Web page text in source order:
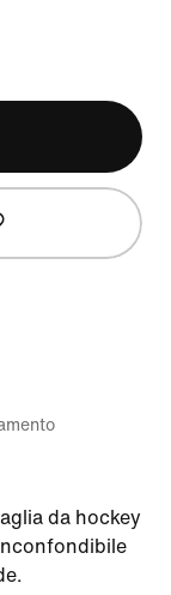
da hockey